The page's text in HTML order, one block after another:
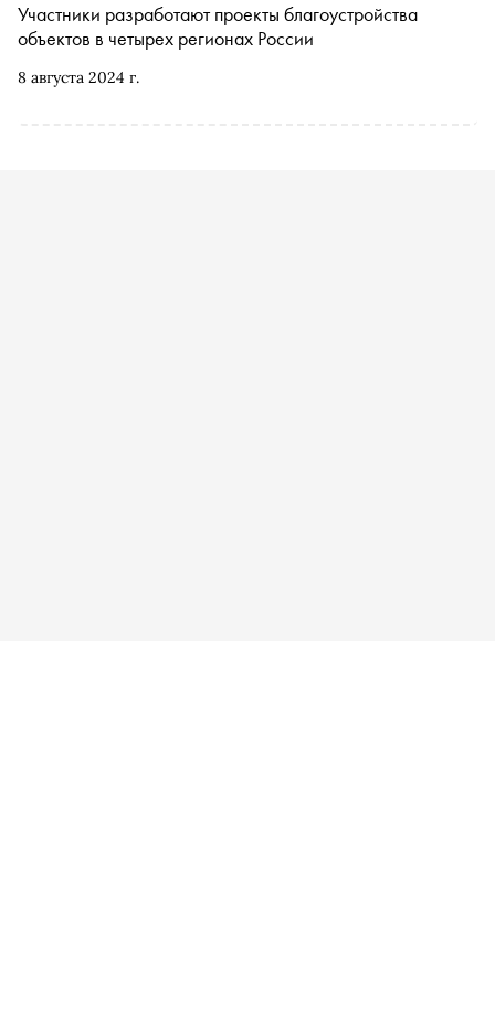
8 августа 2024 г.
Участники разработают проекты благоустройства
объектов в четырех регионах России